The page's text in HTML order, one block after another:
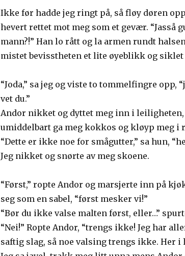
Ikke før hadde jeg ringt på, så fløy døren
hevert rettet mot meg som et gevær. “Jasså
mann?!” Han lo rått og la armen rundt
mistet bevisstheten et lite øyeblikk og siklet
“Joda,” sa jeg og viste to tommelfingre opp,
vet du.”
Andor nikket og dyttet meg inn i
umiddelbart ga meg kokkos og kløyp meg i
“Dette er ikke noe for smågutter,” sa hun,
Jeg nikket og snørte av meg skoene.
“Først,” ropte Andor og marsjerte inn på
seg som en sabel, “først mesker vi!”
“Bør du ikke valse malten først, eller…”
“Nei!” Ropte Andor, “trengs ikke! Jeg har
saftig slag, så noe valsing trengs ikke. Her i